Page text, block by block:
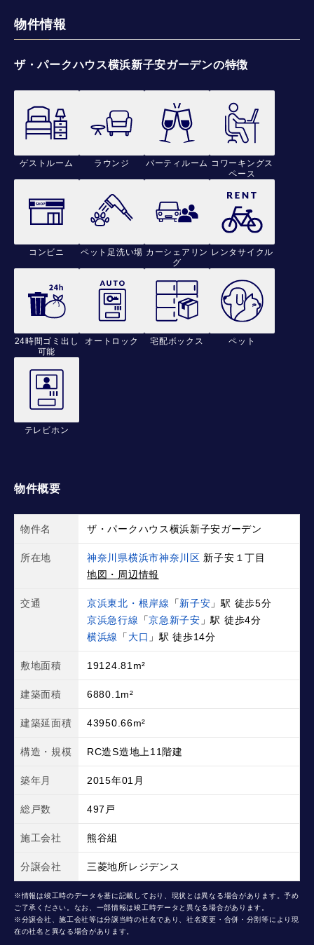
物件情報
ザ・パークハウス横浜新子安ガーデンの特徴
ゲストルーム ラウンジ パーティルーム コワーキングス
ペース
コンビニ ペット足洗い場 カーシェアリン
グ
レンタサイクル
24時間ゴミ出し
可能
オートロック 宅配ボックス ペット
テレビホン
物件概要
物件名 ザ・パークハウス横浜新子安ガーデン
所在地 神奈川県横浜市神奈川区 新子安１丁目
地図・周辺情報
交通 京浜東北・根岸線 「新子安 」駅 徒歩5分
京浜急行線 「京急新子安 」駅 徒歩4分
横浜線
「 大口 」駅 徒歩14分
敷地面積 19124.81m²
建築面積 6880.1m²
建築延面積 43950.66m²
構造・規模 RC造S造地上11階建
築年月 2015年01月
総戸数 497戸
施工会社 熊谷組
分譲会社 三菱地所レジデンス
※情報は竣工時のデータを基に記載しており、現状とは異なる場合があります。予め
ご了承ください。なお、一部情報は竣工時データと異なる場合があります。
※分譲会社、施工会社等は分譲当時の社名であり、社名変更・合併・分割等により現
在の社名と異なる場合があります。